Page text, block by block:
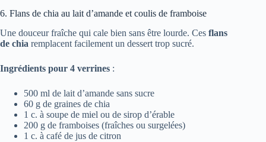
6. Flans de chia au lait d’amande et coulis de framboise
Une douceur fraîche qui cale bien sans être lourde. Ces flans
de chia remplacent facilement un dessert trop sucré.
Ingrédients pour 4 verrines :
500 ml de lait d’amande sans sucre
60 g de graines de chia
1 c. à soupe de miel ou de sirop d’érable
200 g de framboises (fraîches ou surgelées)
1 c. à café de jus de citron